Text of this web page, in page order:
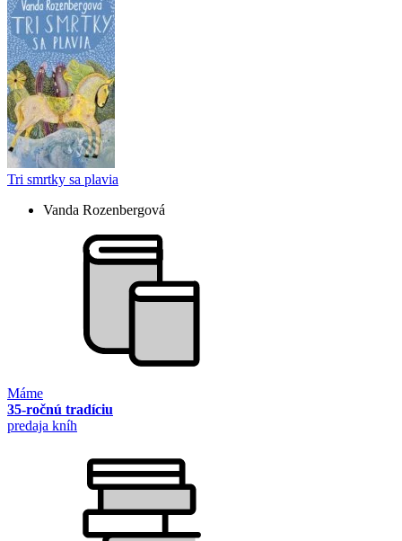
Tri smrtky sa plavia
Vanda Rozenbergová
Máme
35-ročnú tradíciu
predaja kníh